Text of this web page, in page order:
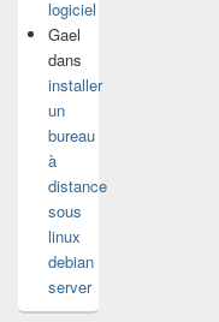
logiciel
Gael
dans
installer
un
bureau
à
distance
sous
linux
debian
server